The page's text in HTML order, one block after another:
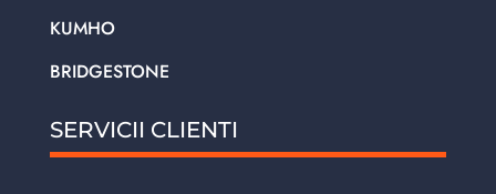
KUMHO
BRIDGESTONE
SERVICII CLIENTI